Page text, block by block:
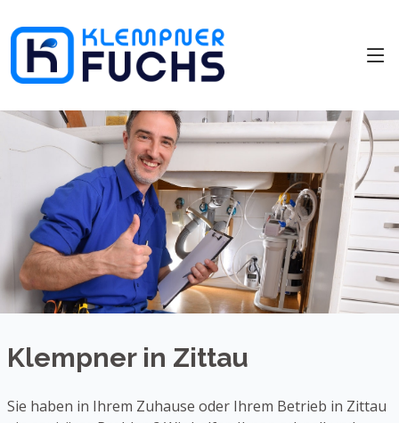
Klempner in Zittau
Sie haben in Ihrem Zuhause oder Ihrem Betrieb in Zittau